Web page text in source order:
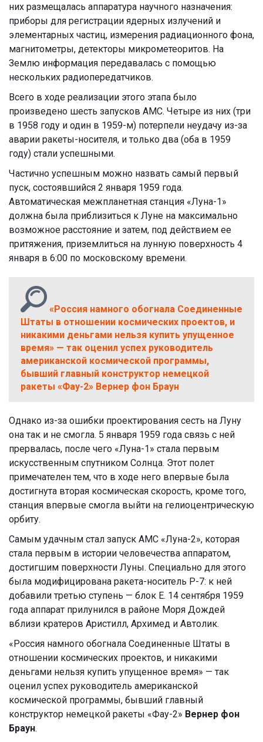
них размещалась аппаратура научного назначения:
приборы для регистрации ядерных излучений и
элементарных частиц, измерения радиационного фона,
магнитометры, детекторы микрометеоритов. На
Землю информация передавалась с помощью
нескольких радиопередатчиков.
Всего в ходе реализации этого этапа было
произведено шесть запусков АМС. Четыре из них (три
в 1958 году и один в 1959-м) потерпели неудачу из-за
аварии ракеты-носителя, и только два (оба в 1959
году) стали успешными.
Частично успешным можно назвать самый первый
пуск, состоявшийся 2 января 1959 года.
Автоматическая межпланетная станция «Луна-1»
должна была приблизиться к Луне на максимально
возможное расстояние и затем, под действием ее
притяжения, приземлиться на лунную поверхность 4
января в 6:00 по московскому времени.
«Россия намного обогнала Соединенные
Штаты в отношении космических проектов, и
никакими деньгами нельзя купить упущенное
время» — так оценил успех руководитель
американской космической программы,
бывший главный конструктор немецкой
ракеты «Фау-2» Вернер фон Браун
Однако из-за ошибки проектирования сесть на Луну
она так и не смогла. 5 января 1959 года связь с ней
прервалась, после чего «Луна-1» стала первым
искусственным спутником Солнца. Этот полет
примечателен тем, что в ходе него впервые была
достигнута вторая космическая скорость, кроме того,
станция впервые смогла выйти на гелиоцентрическую
орбиту.
Самым удачным стал запуск АМС «Луна-2», которая
стала первым в истории человечества аппаратом,
достигшим поверхности Луны. Специально для этого
была модифицирована ракета-носитель Р-7: к ней
добавили третью ступень — блок Е. 14 сентября 1959
года аппарат прилунился в районе Моря Дождей
вблизи кратеров Аристилл, Архимед и Автолик.
«Россия намного обогнала Соединенные Штаты в
отношении космических проектов, и никакими
деньгами нельзя купить упущенное время» — так
оценил успех руководитель американской
космической программы, бывший главный
конструктор немецкой ракеты «Фау-2» Вернер фон
Браун.